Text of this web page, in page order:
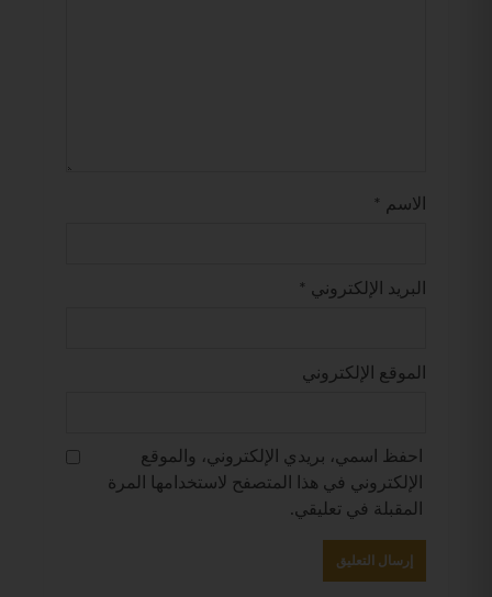
الاسم *
البريد الإلكتروني *
الموقع الإلكتروني
احفظ اسمي، بريدي الإلكتروني، والموقع
الإلكتروني في هذا المتصفح لاستخدامها المرة
المقبلة في تعليقي.